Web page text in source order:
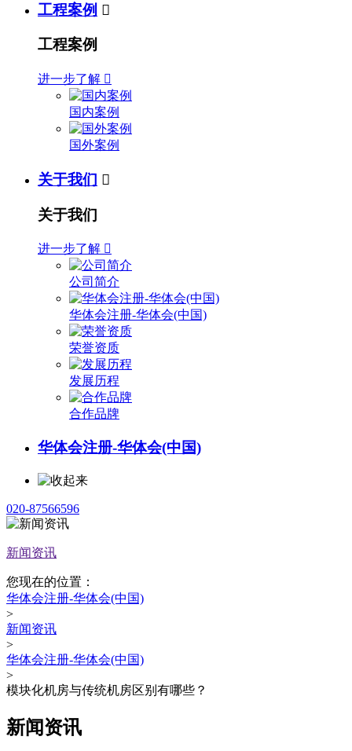
工程案例 
工程案例
进一步了解 
国内案例
国外案例
关于我们 
关于我们
进一步了解 
公司简介
华体会注册-华体会(中国)
荣誉资质
发展历程
合作品牌
华体会注册-华体会(中国)
020-87566596
新闻资讯
您现在的位置：
华体会注册-华体会(中国)
>
新闻资讯
>
华体会注册-华体会(中国)
>
模块化机房与传统机房区别有哪些？
新闻资讯